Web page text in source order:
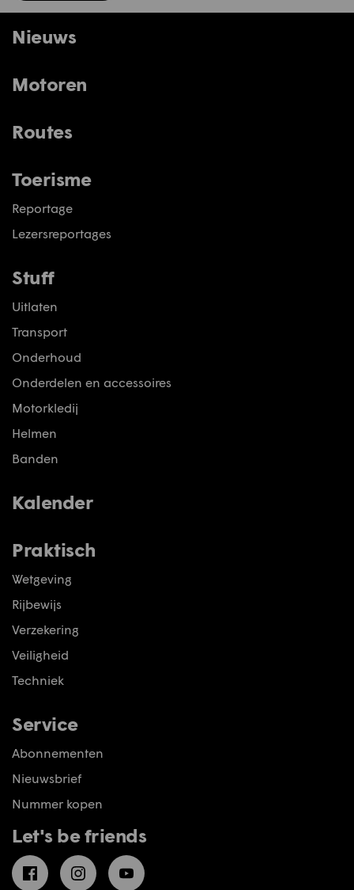
Nieuws
Motoren
Routes
Toerisme
Reportage
Lezersreportages
Stuff
Uitlaten
Transport
Onderhoud
Onderdelen en accessoires
Motorkledij
Helmen
Banden
Kalender
Praktisch
Wetgeving
Rijbewijs
Verzekering
Veiligheid
Techniek
Service
Abonnementen
Nieuwsbrief
Nummer kopen
Let's be friends
FacebookInstagramYouTube